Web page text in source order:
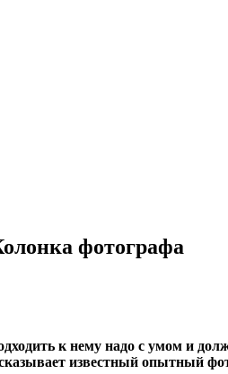
фотографа
к нему надо с умом и
известный опытный